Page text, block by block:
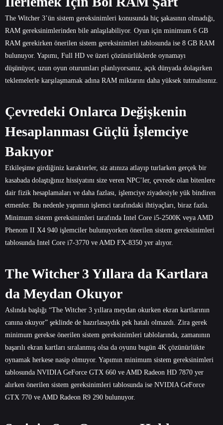
The Witcher 3’ün sistem gereksinimleri konusunda hiç şakasının olmadığı,
RAM gereksinimlerinden bile anlaşılabiliyor. Oyun için minimum 6 GB
RAM gerekirken önerilen sistem gereksinimleri tablosunda ise 8 GB RAM
bulunuyor. Yapımı, Full HD ve üzeri çözünürlüklerde oynamayı
düşünüyor, uzun oyun oturumları planlıyorsanız, açık dünyada dolaşırken
teklemelerle karşılaşmamak adına RAM miktarını daha yüksek tutmalısınız.
Çevredeki Onlarca Değişkenin
Hesaplanması Güçlü İşlemciye
Bakıyor
Etkileşime girdiğiniz karakterler, siz atınıza atlayıp turlarken gerçek bir
kasabada dolaştığınız hissiyatını size veren NPC’ler, çevrede olan bitenlere
dair fizik hesaplamaları ve daha fazlası, işlemciye ziyadesiyle yük bindiren
etmenler. Bu nedenle yapımın işlemci tarafındaki ihtiyaçları, biraz fazla.
Minimum sistem gereksinimleri tarafında Intel Core i5-2500K veya AMD
Phenom II X4 940 işlemciler bulunuyorken önerilen sistem gereksinimleri
tablosunda Intel Core i7-3770 ve AMD FX-8350 yer alıyor.
The Witcher 3 Yıllara da Kartlara
da Meydan Okuyor
Aslında başlığı “The Witcher 3 yıllara meydan okurken ekran kartlarının
canına okuyor” şeklinde de hazırlasaydık pek hatalı olmazdı. Zira gerek
minimum gerekse önerilen sistem gereksinimleri tablolarında, zamanının
başarılı ekran kartları sıralanmış olsa da oyunu bugün 4K çözünürlükte
oynamak herkese nasip olmuyor. Yapımın minimum sistem gereksinimleri
tablosunda NVIDIA GeForce GTX 660 ve AMD Radeon HD 7870 yer
alırken önerilen sistem gereksinimleri tablosunda ise NVIDIA GeForce
GTX 770 ve AMD Radeon R9 290 bulunuyor.